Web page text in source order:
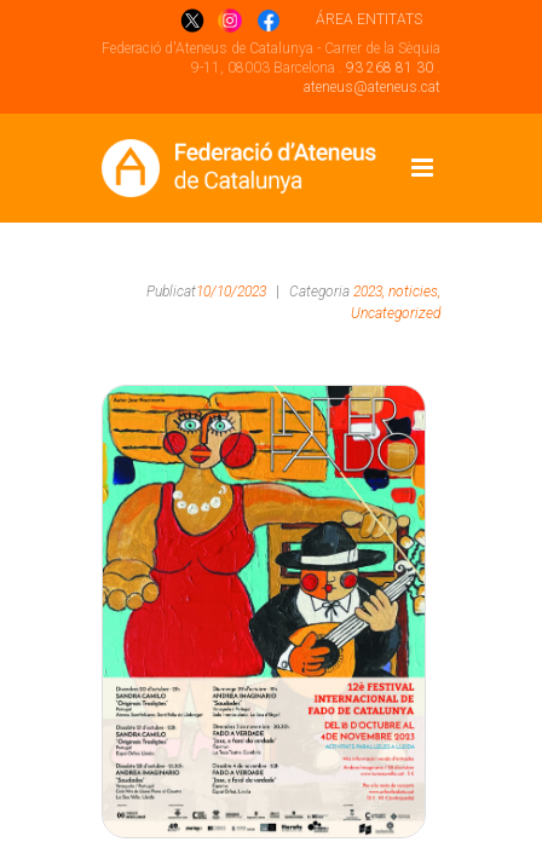
ÁREA ENTITATS
Federació d'Ateneus de Catalunya - Carrer de la Sèquia
9-11, 08003 Barcelona . 93 268 81 30 .
ateneus@ateneus.cat
Publicat10/10/2023 Categoria 2023, noticies,
Uncategorized